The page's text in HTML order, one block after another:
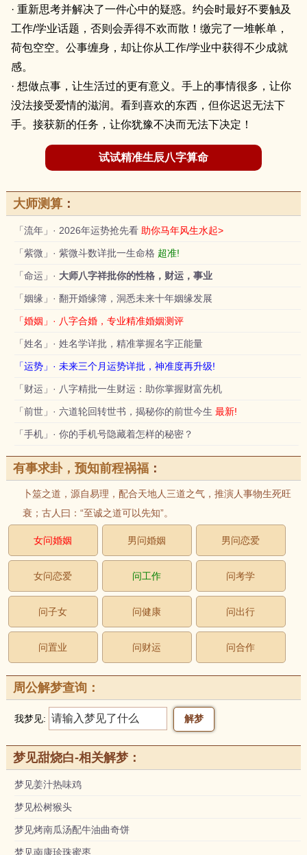
· 重新思考并解决了一件心中的疑惑。约会时最好不要触及
工作/学业话题，否则会弄得不欢而散！缴完了一堆帐单，
荷包空空。公事缠身，却让你从工作/学业中获得不少成就
感。
· 想做点事，让生活过的更有意义。手上的事情很多，让你
没法接受爱情的滋润。看到喜欢的东西，但你迟迟无法下
手。接获新的任务，让你犹豫不决而无法下决定！
试试精准生辰八字算命
大师测算：
「流年」· 2026年运势抢先看 助你马年风生水起>
「紫微」· 紫微斗数详批一生命格 超准!
「命运」· 大师八字祥批你的性格，财运，事业
「姻缘」· 翻开婚缘簿，洞悉未来十年姻缘发展
「婚姻」· 八字合婚，专业精准婚姻测评
「姓名」· 姓名学详批，精准掌握名字正能量
「运势」· 未来三个月运势详批，神准度再升级!
「财运」· 八字精批一生财运：助你掌握财富先机
「前世」· 六道轮回转世书，揭秘你的前世今生 最新!
「手机」· 你的手机号隐藏着怎样的秘密？
有事求卦，预知前程祸福：
卜筮之道，源自易理，配合天地人三道之气，推演人事物生死旺
衰；古人曰：“至诚之道可以先知”。
女问婚姻 男问婚姻 男问恋爱
女问恋爱 问工作 问考学
问子女 问健康 问出行
问置业 问财运 问合作
周公解梦查询：
我梦见:
梦见甜烧白-相关解梦：
梦见姜汁热味鸡
梦见松树猴头
梦见烤南瓜汤配牛油曲奇饼
梦见南康珍珠蜜枣